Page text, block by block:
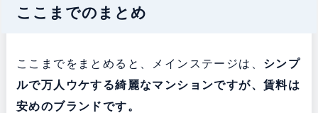
ここまでのまとめ
ここまでをまとめると、メインステージは、 シンプ
ルで万人ウケする綺麗なマンションですが、賃料は
安めのブランドです。